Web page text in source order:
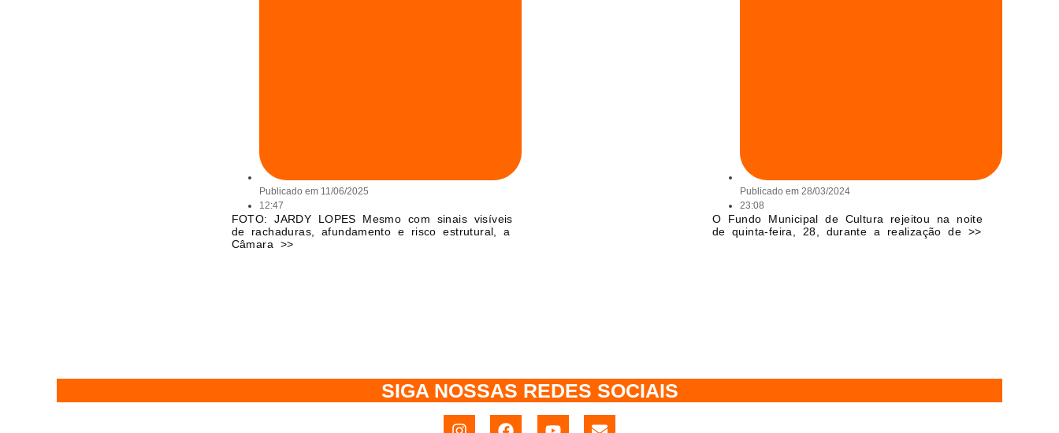
Publicado em 11/06/2025
12:47
FOTO: JARDY LOPES Mesmo com sinais visíveis
de rachaduras, afundamento e risco estrutural, a
Câmara >>
Publicado em 28/03/2024
23:08
O Fundo Municipal de Cultura rejeitou na noite
de quinta-feira, 28, durante a realização de >>
SIGA NOSSAS REDES SOCIAIS